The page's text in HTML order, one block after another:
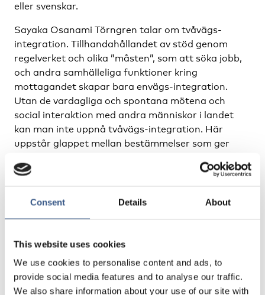
Consent Details About
This website uses cookies
We use cookies to personalise content and ads, to
provide social media features and to analyse our traffic.
We also share information about your use of our site with
eller svenskar.
Sayaka Osanami Törngren talar om tvåvägs-
integration. Tillhandahållandet av stöd genom
regelverket och olika ”måsten”, som att söka jobb,
och andra samhälleliga funktioner kring
mottagandet skapar bara envägs-integration.
Utan de vardagliga och spontana mötena och
social interaktion med andra människor i landet
kan man inte uppnå tvåvägs-integration. Här
uppstår glappet mellan bestämmelser som ger
av integration och ett inkluderande samhälle.
spelar en väldigt stor roll för känslan av
exempel kan prata om eller utöva ett intresse. En
mig svenska, men vem ska jag prata svenska med?”,
säger Sayaka Osanami Törngren.